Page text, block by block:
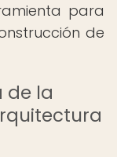
para
de
de la